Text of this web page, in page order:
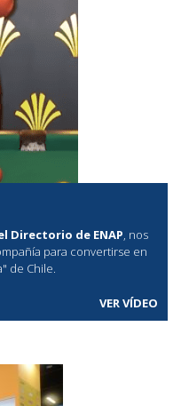
Directorio de ENAP , nos
para convertirse en
de Chile.
VER VÍDEO